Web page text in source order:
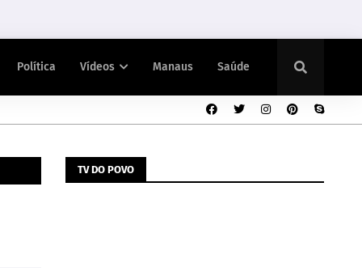
Política Vídeos Manaus Saúde
TV DO POVO